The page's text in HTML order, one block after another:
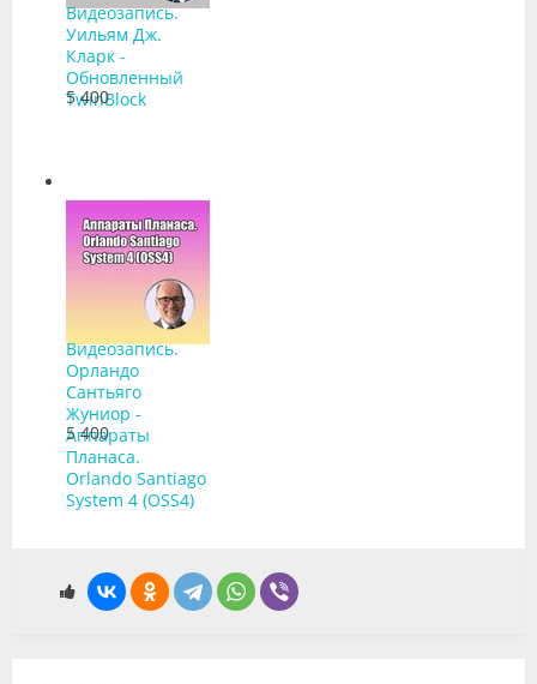
Видеозапись.
Уильям Дж.
Кларк -
Обновленный
TwinBlock
5 400
Видеозапись.
Орландо
Сантьяго
Жуниор -
Аппараты
Планаса.
Orlando Santiago
System 4 (OSS4)
5 400